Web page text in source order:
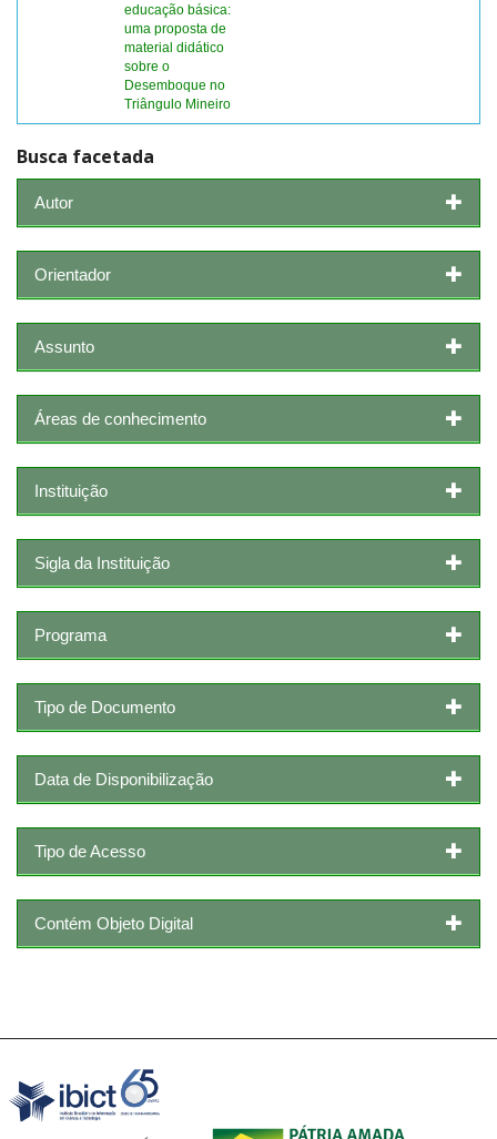
educação básica:
uma proposta de
material didático
sobre o
Desemboque no
Triângulo Mineiro
Busca facetada
Autor
Orientador
Assunto
Áreas de conhecimento
Instituição
Sigla da Instituição
Programa
Tipo de Documento
Data de Disponibilização
Tipo de Acesso
Contém Objeto Digital